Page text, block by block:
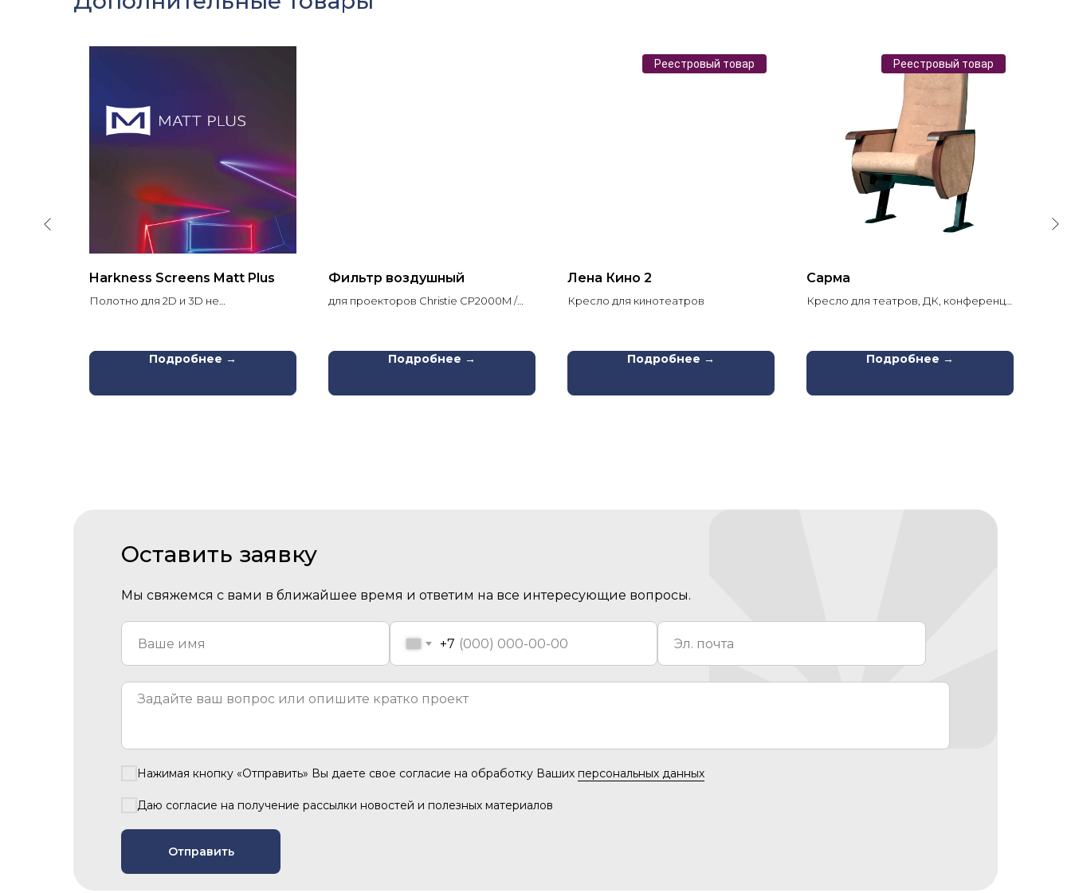
Harkness Screens Matt Plus
Полотно для 2D и 3D не
Подробнее →
Фильтр воздушный
для проекторов Christie CP2000M /
Подробнее →
Реестровый товар
Лена Кино 2
Кресло для кинотеатров
Подробнее →
Реестровый товар
Сарма
Кресло для театров, ДК, конференц-
Подробнее →
+7
Нажимая кнопку «Отправить» Вы даете свое согласие на обработку Ваших персональных данных
Даю согласие на получение рассылки новостей и полезных материалов
Отправить
Оставить заявку
Мы свяжемся с вами в ближайшее время и ответим на все интересующие вопросы.